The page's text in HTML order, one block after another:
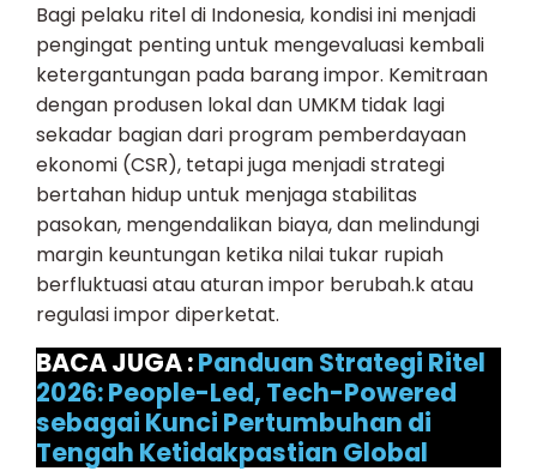
Bagi pelaku ritel di Indonesia, kondisi ini menjadi
pengingat penting untuk mengevaluasi kembali
ketergantungan pada barang impor. Kemitraan
dengan produsen lokal dan UMKM tidak lagi
sekadar bagian dari program pemberdayaan
ekonomi (CSR), tetapi juga menjadi strategi
bertahan hidup untuk menjaga stabilitas
pasokan, mengendalikan biaya, dan melindungi
margin keuntungan ketika nilai tukar rupiah
berfluktuasi atau aturan impor berubah.k atau
regulasi impor diperketat.
BACA JUGA :Panduan Strategi Ritel
2026: People-Led, Tech-Powered
sebagai Kunci Pertumbuhan di
Tengah Ketidakpastian Global